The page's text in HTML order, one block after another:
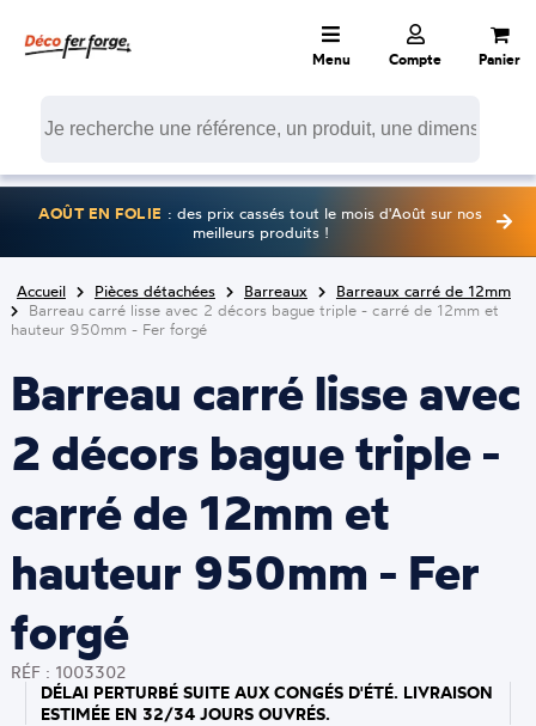
Menu Compte Panier
AOÛT EN FOLIE : des prix cassés tout le mois d'Août sur nos
meilleurs produits !
Accueil Pièces détachées Barreaux
Barreaux carré de 12mm
Barreau carré lisse avec 2 décors bague triple - carré de 12mm et
hauteur 950mm - Fer forgé
Barreau carré lisse avec
2 décors bague triple -
carré de 12mm et
hauteur 950mm - Fer
forgé
RÉF : 1003302
DÉLAI PERTURBÉ SUITE AUX CONGÉS D'ÉTÉ. LIVRAISON
ESTIMÉE EN 32/34 JOURS OUVRÉS.